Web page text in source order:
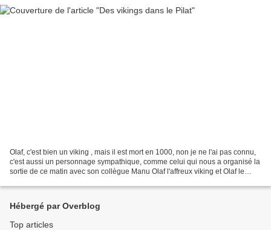
Olaf, c'est bien un viking , mais il est mort en 1000, non je ne l'ai pas connu,
c'est aussi un personnage sympathique, comme celui qui nous a organisé la
sortie de ce matin avec son collègue Manu Olaf l'affreux viking et Olaf le
Hébergé par Overblog
Top articles